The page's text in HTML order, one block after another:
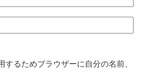
するためブラウザーに自分の名前、